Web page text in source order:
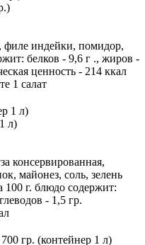
филе индейки, помидор,
белков - 9,6 г ., жиров -
ценность - 214 ккал
1 салат
л)
консервированная,
майонез, соль, зелень
г. блюдо содержит:
- 1,5 гр.